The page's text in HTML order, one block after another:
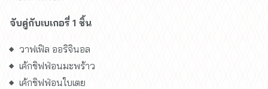
จับคู่กับเบเกอรี่ 1 ชิ้น
วาฟเฟิล ออริจินอล
เค้กชิฟฟ่อนมะพร้าว
เค้กชิฟฟ่อนใบเตย